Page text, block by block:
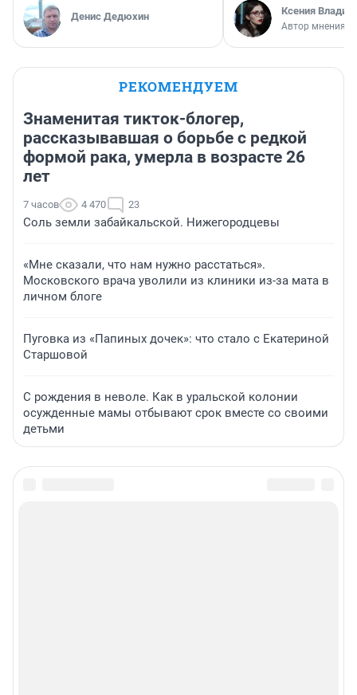
Денис Дедюхин Ксения
Автор мнения
РЕКОМЕНДУЕМ
Знаменитая тикток-блогер,
рассказывавшая о борьбе с редкой
формой рака, умерла в возрасте 26
лет
7 часов 4 470 23
Соль земли забайкальской. Нижегородцевы
«Мне сказали, что нам нужно расстаться».
Московского врача уволили из клиники из-за мата в
личном блоге
Пуговка из «Папиных дочек»: что стало с Екатериной
Старшовой
С рождения в неволе. Как в уральской колонии
осужденные мамы отбывают срок вместе со своими
детьми